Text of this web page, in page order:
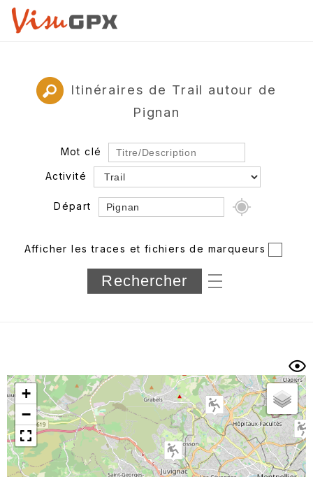
Itinéraires de Trail autour de
Pignan
Mot clé
Activité
Départ
Département
Longueur min/max
Trier par
Horodatage Photos
Afficher les traces et fichiers de marqueurs
+
−